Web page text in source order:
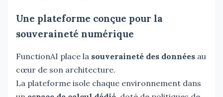
Une plateforme conçue pour la
souveraineté numérique
FunctionAI place la souveraineté des données au
cœur de son architecture.
La plateforme isole chaque environnement dans